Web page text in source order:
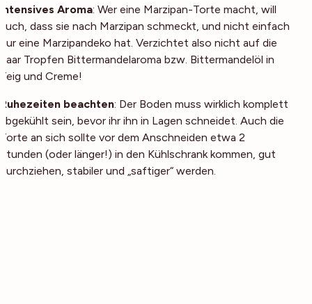
Intensives Aroma: Wer eine Marzipan-Torte macht, will
auch, dass sie nach Marzipan schmeckt, und nicht einfach
nur eine Marzipandeko hat. Verzichtet also nicht auf die
paar Tropfen Bittermandelaroma bzw. Bittermandelöl in
Teig und Creme!
Ruhezeiten beachten: Der Boden muss wirklich komplett
abgekühlt sein, bevor ihr ihn in Lagen schneidet. Auch die
Torte an sich sollte vor dem Anschneiden etwa 2
Stunden (oder länger!) in den Kühlschrank kommen, gut
durchziehen, stabiler und „saftiger“ werden.